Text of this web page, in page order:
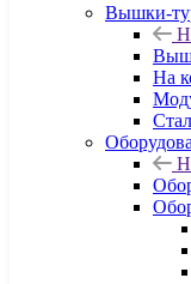
Вышки-
На